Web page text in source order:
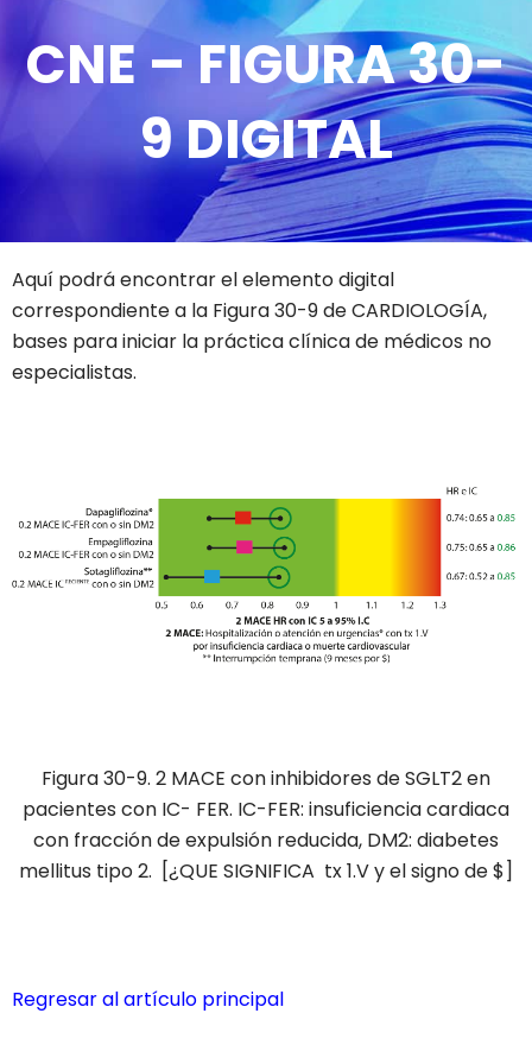
CNE – FIGURA 30-
9 DIGITAL
Aquí podrá encontrar el elemento digital
correspondiente a la Figura 30-9 de CARDIOLOGÍA,
bases para iniciar la práctica clínica de médicos no
especialistas.
Figura 30-9. 2 MACE con inhibidores de SGLT2 en
pacientes con IC- FER. IC-FER: insuficiencia cardiaca
con fracción de expulsión reducida, DM2: diabetes
mellitus tipo 2. [¿QUE SIGNIFICA tx 1.V y el signo de $]
Regresar al artículo principal